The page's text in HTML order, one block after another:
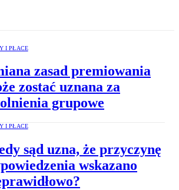
I PŁACE
zasad premiowania
zostać uznana za
grupowe
I PŁACE
sąd uzna, że przyczynę
wskazano